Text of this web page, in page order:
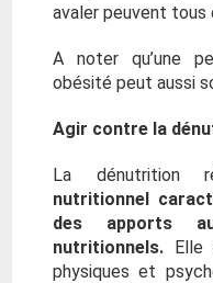
avaler peuvent tous
A noter qu’une
obésité peut aussi
Agir contre la
La dénutrition
nutritionnel
des apports
nutritionnels. Elle
physiques et